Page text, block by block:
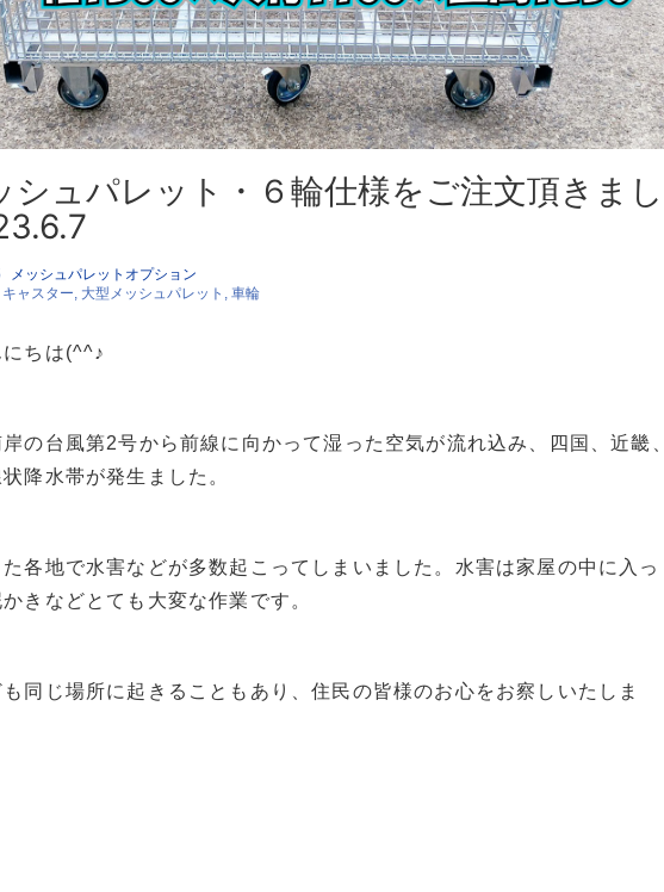
シュパレット・６輪仕様をご注文頂きまし
メッシュパレットオプション
キャスター 大型メッシュパレット 車輪
ちは(^^♪
の台風第2号から前線に向かって湿った空気が流れ込み、四国、近畿、
降水帯が発生ました。
各地で水害などが多数起こってしまいました。水害は家屋の中に入っ
きなどとても大変な作業です。
同じ場所に起きることもあり、住民の皆様のお心をお察しいたしま